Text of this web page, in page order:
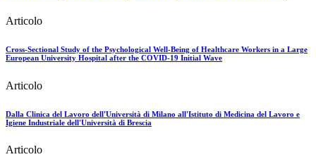
Articolo
Cross-Sectional Study of the Psychological Well-Being of Healthcare Workers in a Large
European University Hospital after the COVID-19 Initial Wave
Articolo
Dalla Clinica del Lavoro dell'Università di Milano all'Istituto di Medicina del Lavoro e
Igiene Industriale dell'Università di Brescia
Articolo